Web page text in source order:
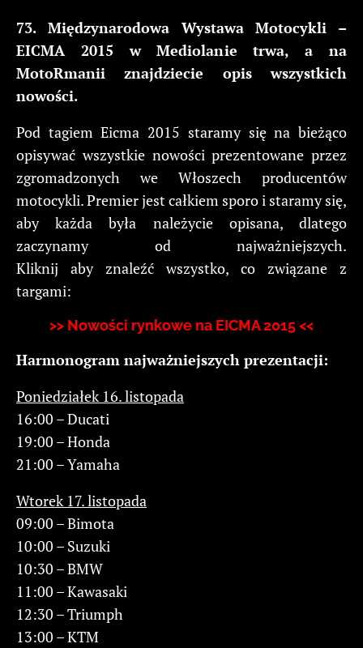
73. Międzynarodowa Wystawa Motocykli –
EICMA 2015 w Mediolanie trwa, a na
MotoRmanii znajdziecie opis wszystkich
nowości.
Pod tagiem Eicma 2015 staramy się na bieżąco
opisywać wszystkie nowości prezentowane przez
zgromadzonych we Włoszech producentów
motocykli. Premier jest całkiem sporo i staramy się,
aby każda była należycie opisana, dlatego
zaczynamy od najważniejszych.
Kliknij aby znaleźć wszystko, co związane z
targami:
>> Nowości rynkowe na EICMA 2015 <<
Harmonogram najważniejszych prezentacji:
Poniedziałek 16. listopada
16:00 – Ducati
19:00 – Honda
21:00 – Yamaha
Wtorek 17. listopada
09:00 – Bimota
10:00 – Suzuki
10:30 – BMW
11:00 – Kawasaki
12:30 – Triumph
13:00 – KTM